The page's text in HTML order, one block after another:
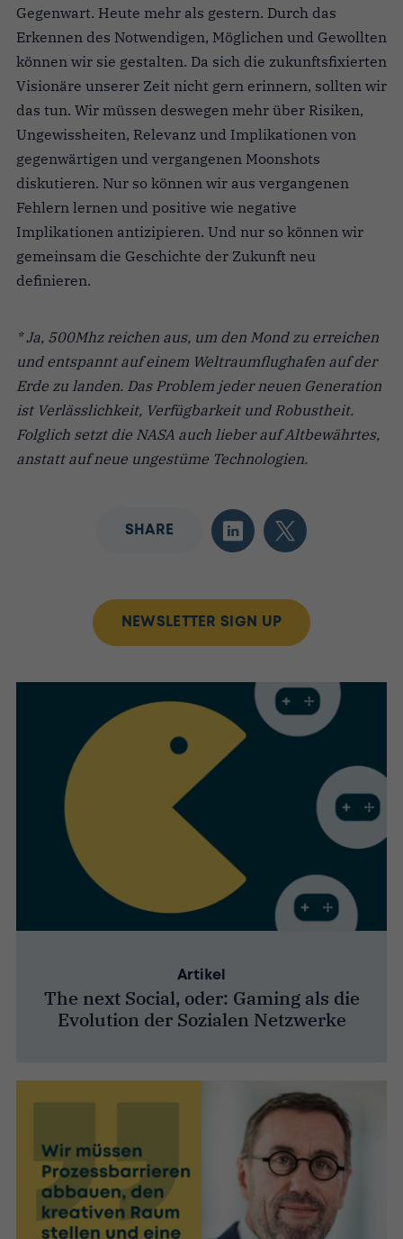
Gegenwart. Heute mehr als gestern. Durch das
Erkennen des Notwendigen, Möglichen und Gewollten
können wir sie gestalten. Da sich die zukunftsfixierten
Visionäre unserer Zeit nicht gern erinnern, sollten wir
das tun. Wir müssen deswegen mehr über Risiken,
Ungewissheiten, Relevanz und Implikationen von
gegenwärtigen und vergangenen Moonshots
diskutieren. Nur so können wir aus vergangenen
Fehlern lernen und positive wie negative
Implikationen antizipieren. Und nur so können wir
gemeinsam die Geschichte der Zukunft neu
definieren.
* Ja, 500Mhz reichen aus, um den Mond zu erreichen
und entspannt auf einem Weltraumflughafen auf der
Erde zu landen. Das Problem jeder neuen Generation
ist Verlässlichkeit, Verfügbarkeit und Robustheit.
Folglich setzt die NASA auch lieber auf Altbewährtes,
anstatt auf neue ungestüme Technologien.
SHARE
NEWSLETTER SIGN UP
Artikel
The next Social, oder: Gaming als die
Evolution der Sozialen Netzwerke